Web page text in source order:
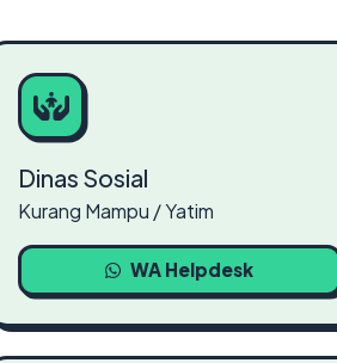
Dinas Sosial
Kurang Mampu / Yatim
WA Helpdesk